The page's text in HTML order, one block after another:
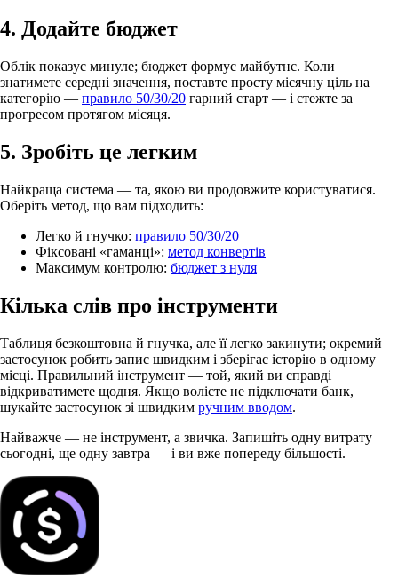
4. Додайте бюджет
Облік показує минуле; бюджет формує майбутнє. Коли
знатимете середні значення, поставте просту місячну ціль на
категорію — правило 50/30/20 гарний старт — і стежте за
прогресом протягом місяця.
5. Зробіть це легким
Найкраща система — та, якою ви продовжите користуватися.
Оберіть метод, що вам підходить:
Легко й гнучко: правило 50/30/20
Фіксовані «гаманці»: метод конвертів
Максимум контролю: бюджет з нуля
Кілька слів про інструменти
Таблиця безкоштовна й гнучка, але її легко закинути; окремий
застосунок робить запис швидким і зберігає історію в одному
місці. Правильний інструмент — той, який ви справді
відкриватимете щодня. Якщо волієте не підключати банк,
шукайте застосунок зі швидким ручним вводом.
Найважче — не інструмент, а звичка. Запишіть одну витрату
сьогодні, ще одну завтра — і ви вже попереду більшості.